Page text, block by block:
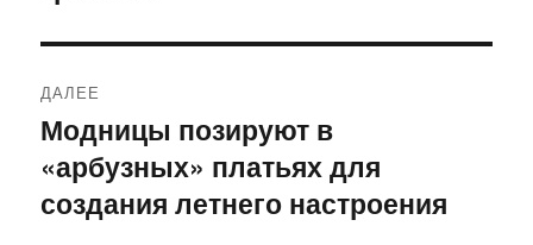
ДАЛЕЕ
Следующая
запись:
Модницы позируют в
«арбузных» платьях для
создания летнего настроения